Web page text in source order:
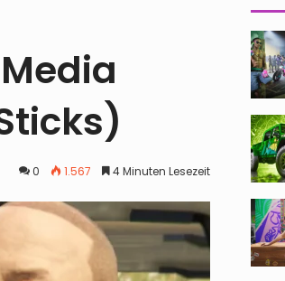
0 1.567 4 Minuten Lesezeit